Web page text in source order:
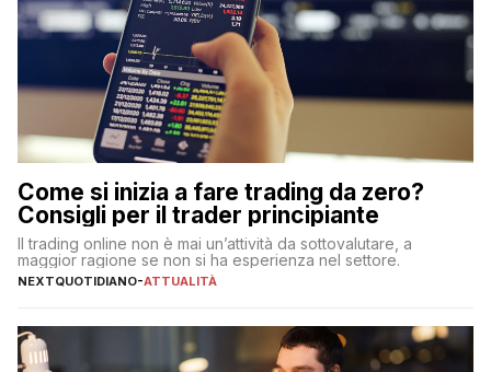
Come si inizia a fare trading da zero?
Consigli per il trader principiante
Il trading online non è mai un’attività da sottovalutare, a
maggior ragione se non si ha esperienza nel settore.
NEXTQUOTIDIANO-ATTUALITÀ